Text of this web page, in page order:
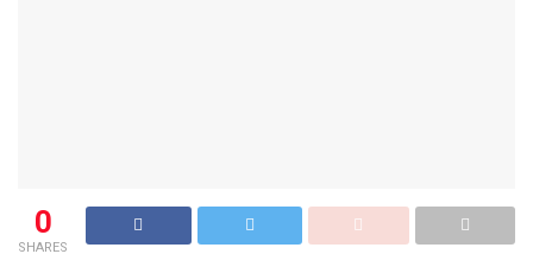
0
SHARES